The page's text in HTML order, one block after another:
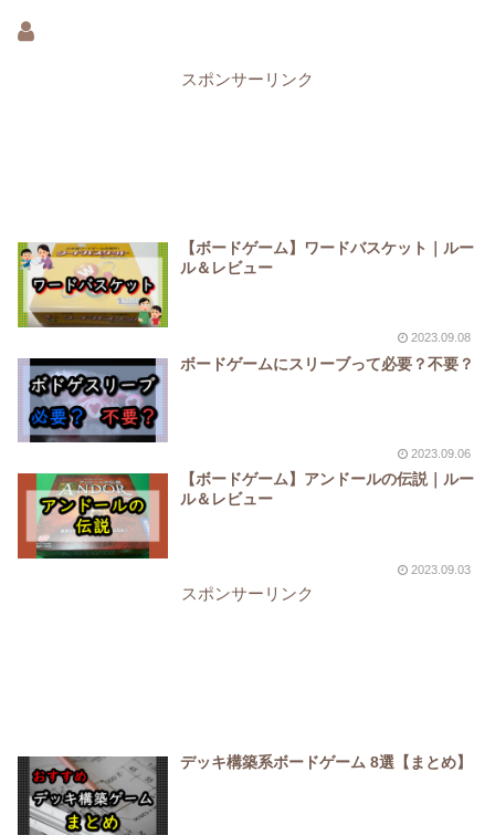
スポンサーリンク
【ボードゲーム】ワードバスケット｜ルー
ル＆レビュー
2023.09.08
ボードゲームにスリーブって必要？不要？
2023.09.06
【ボードゲーム】アンドールの伝説｜ルー
ル＆レビュー
2023.09.03
スポンサーリンク
デッキ構築系ボードゲーム 8選【まとめ】